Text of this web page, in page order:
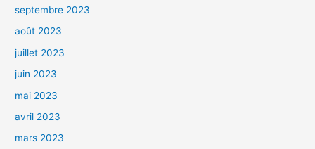
septembre 2023
août 2023
juillet 2023
juin 2023
mai 2023
avril 2023
mars 2023